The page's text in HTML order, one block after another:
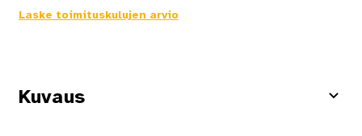
Laske toimituskulujen arvio
Kuvaus